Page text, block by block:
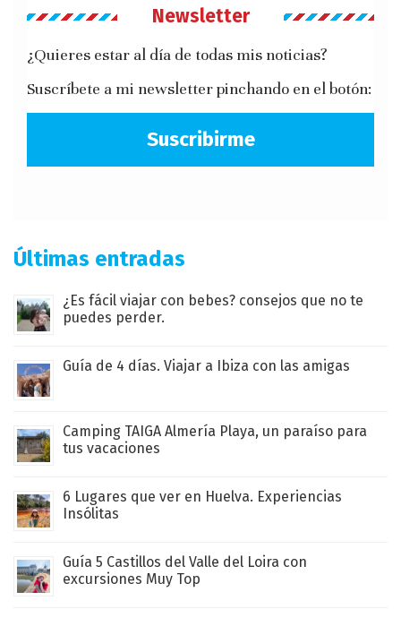
Newsletter
¿Quieres estar al día de todas mis noticias?
Suscríbete a mi newsletter pinchando en el botón:
Suscribirme
Últimas entradas
¿Es fácil viajar con bebes? consejos que no te
puedes perder.
Guía de 4 días. Viajar a Ibiza con las amigas
Camping TAIGA Almería Playa, un paraíso para
tus vacaciones
6 Lugares que ver en Huelva. Experiencias
Insólitas
Guía 5 Castillos del Valle del Loira con
excursiones Muy Top